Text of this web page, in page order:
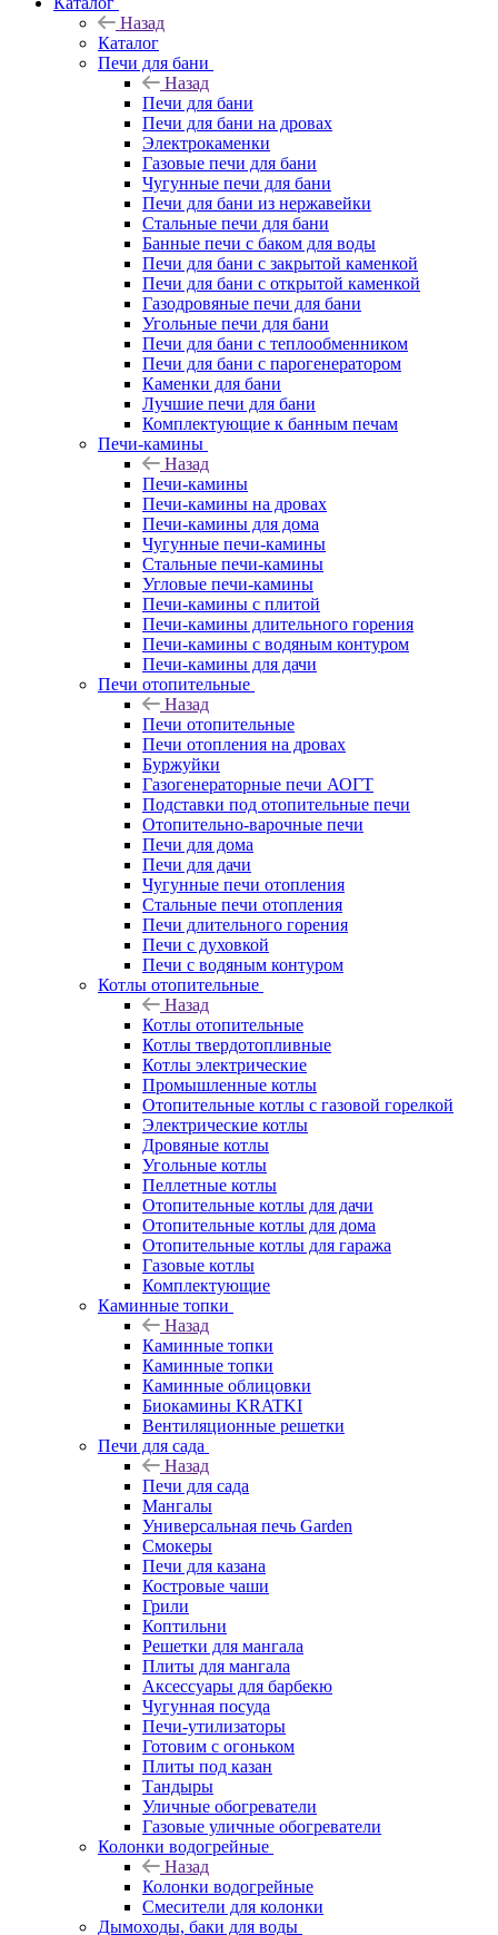
Назад
Каталог
Печи для бани
Назад
Печи для бани
Печи для бани на дровах
Электрокаменки
Газовые печи для бани
Чугунные печи для бани
Печи для бани из нержавейки
Стальные печи для бани
Банные печи с баком для воды
Печи для бани с закрытой каменкой
Печи для бани с открытой каменкой
Газодровяные печи для бани
Угольные печи для бани
Печи для бани с теплообменником
Печи для бани с парогенератором
Каменки для бани
Лучшие печи для бани
Комплектующие к банным печам
Печи-камины
Назад
Печи-камины
Печи-камины на дровах
Печи-камины для дома
Чугунные печи-камины
Стальные печи-камины
Угловые печи-камины
Печи-камины с плитой
Печи-камины длительного горения
Печи-камины с водяным контуром
Печи-камины для дачи
Печи отопительные
Назад
Печи отопительные
Печи отопления на дровах
Буржуйки
Газогенераторные печи АОГТ
Подставки под отопительные печи
Отопительно-варочные печи
Печи для дома
Печи для дачи
Чугунные печи отопления
Стальные печи отопления
Печи длительного горения
Печи с духовкой
Печи с водяным контуром
Котлы отопительные
Назад
Котлы отопительные
Котлы твердотопливные
Котлы электрические
Промышленные котлы
Отопительные котлы с газовой горелкой
Электрические котлы
Дровяные котлы
Угольные котлы
Пеллетные котлы
Отопительные котлы для дачи
Отопительные котлы для дома
Отопительные котлы для гаража
Газовые котлы
Комплектующие
Каминные топки
Назад
Каминные топки
Каминные топки
Каминные облицовки
Биокамины KRATKI
Вентиляционные решетки
Печи для сада
Назад
Печи для сада
Мангалы
Универсальная печь Garden
Смокеры
Печи для казана
Костровые чаши
Грили
Коптильни
Решетки для мангала
Плиты для мангала
Аксессуары для барбекю
Чугунная посуда
Печи-утилизаторы
Готовим с огоньком
Плиты под казан
Тандыры
Уличные обогреватели
Газовые уличные обогреватели
Колонки водогрейные
Назад
Колонки водогрейные
Смесители для колонки
Дымоходы, баки для воды